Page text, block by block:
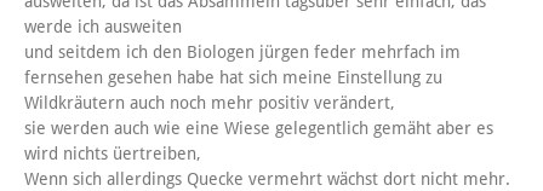
werde ich ausweiten
und seitdem ich den Biologen jürgen feder mehrfach im
fernsehen gesehen habe hat sich meine Einstellung zu
Wildkräutern auch noch mehr positiv verändert,
sie werden auch wie eine Wiese gelegentlich gemäht aber es
wird nichts üertreiben,
Wenn sich allerdings Quecke vermehrt wächst dort nicht mehr.